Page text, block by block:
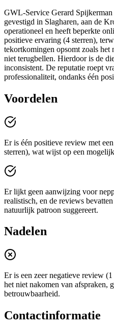
GWL-Service Gerard
gevestigd in Slagharen, aan de
operationeel en heeft beperkte
positieve ervaring (4 sterren),
tekortkomingen opsomt zoals het
niet terugbellen. Hierdoor is de
inconsistent. De reputatie roept
professionaliteit, ondanks één
Voordelen
Er is één positieve review met
sterren), wat wijst op een
Er lijkt geen aanwijzing voor
realistisch, en de reviews
natuurlijk patroon suggereert.
Nadelen
Er is een zeer negatieve review
het niet nakomen van afspraken,
betrouwbaarheid.
Contactinformatie